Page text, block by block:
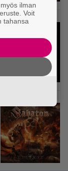
ilman
Voit
tahansa